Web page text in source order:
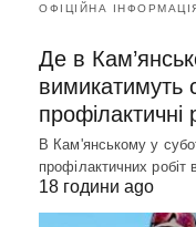
ОФІЦІЙНА
Де в
вимикатимуть
профілактичні
В Кам'янському у
профілактичних робіт
18 години ago